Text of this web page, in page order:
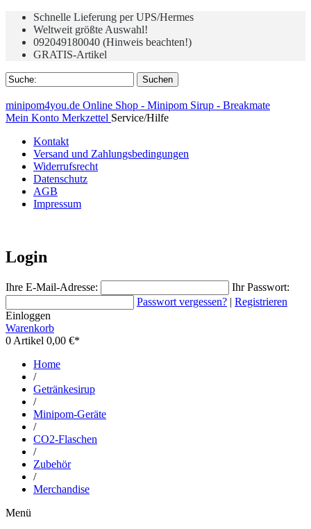
Schnelle Lieferung per UPS/Hermes
Weltweit größte Auswahl!
092049180040 (Hinweis beachten!)
GRATIS-Artikel
minipom4you.de Online Shop - Minipom Sirup - Breakmate
Mein Konto Merkzettel Service/Hilfe
Kontakt
Versand und Zahlungsbedingungen
Widerrufsrecht
Datenschutz
AGB
Impressum
Login
Ihre E-Mail-Adresse:
Ihr Passwort:
Passwort vergessen? | Registrieren
Einloggen
Warenkorb
0 Artikel 0,00 €*
Home
/
Getränkesirup
/
Minipom-Geräte
/
CO2-Flaschen
/
Zubehör
/
Merchandise
Menü